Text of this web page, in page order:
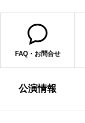
FAQ・お問合せ
公演情報